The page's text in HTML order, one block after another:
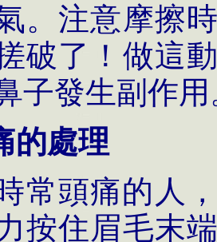
。注意摩擦
破了！做這
子發生副作用
的處理
常頭痛的人
按住眉毛末